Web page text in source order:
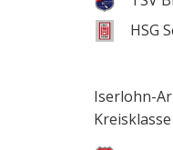
Iserlohn-